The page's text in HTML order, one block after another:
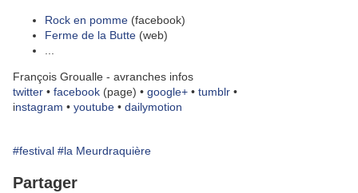
Rock en pomme (facebook)
Ferme de la Butte (web)
François Groualle - avranches infos
twitter • facebook (page) • google+ • tumblr •
instagram • youtube • dailymotion
#festival #la Meurdraquière
Partager